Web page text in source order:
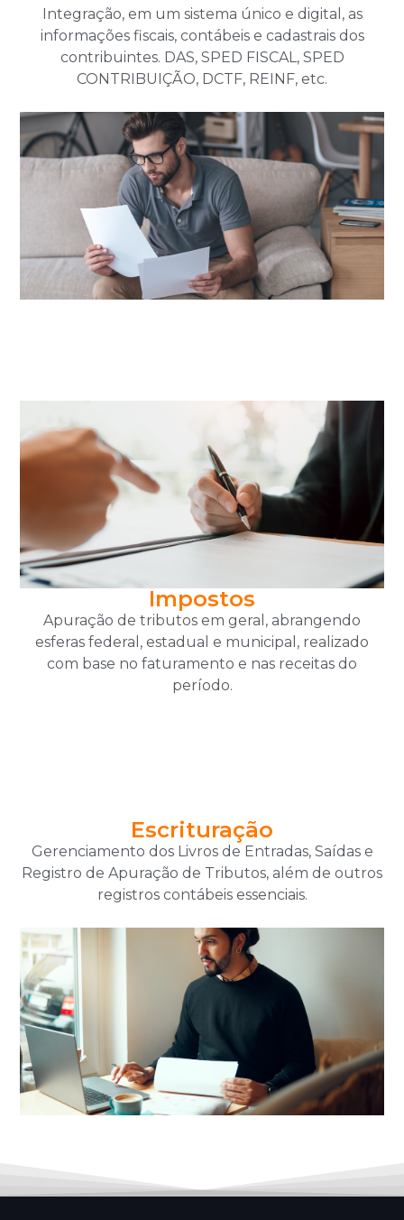
Integração, em um sistema único e digital, as
informações fiscais, contábeis e cadastrais dos
contribuintes. DAS, SPED FISCAL, SPED
CONTRIBUIÇÃO, DCTF, REINF, etc.
Impostos
Apuração de tributos em geral, abrangendo
esferas federal, estadual e municipal, realizado
com base no faturamento e nas receitas do
período.
Escrituração
Gerenciamento dos Livros de Entradas, Saídas e
Registro de Apuração de Tributos, além de outros
registros contábeis essenciais.